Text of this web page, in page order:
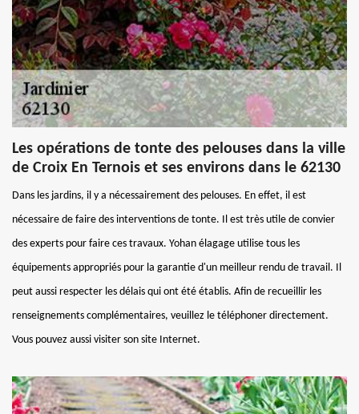
Les opérations de tonte des pelouses dans la ville
de Croix En Ternois et ses environs dans le 62130
Dans les jardins, il y a nécessairement des pelouses. En effet, il est
nécessaire de faire des interventions de tonte. Il est très utile de convier
des experts pour faire ces travaux. Yohan élagage utilise tous les
équipements appropriés pour la garantie d'un meilleur rendu de travail. Il
peut aussi respecter les délais qui ont été établis. Afin de recueillir les
renseignements complémentaires, veuillez le téléphoner directement.
Vous pouvez aussi visiter son site Internet.